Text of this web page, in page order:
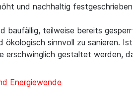
und nachhaltig
baufällig, teilweise bereits
ökologisch sinnvoll zu sanieren.
erschwinglich gestaltet werden,
Energiewende